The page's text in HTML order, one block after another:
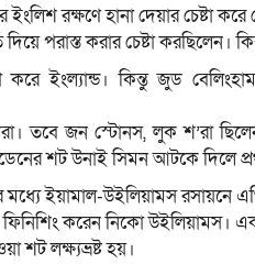
রক্ষণে হানা দেয়ার চেষ্টা করে
পরাস্ত করার চেষ্টা করছিলেন।
ইংল্যান্ড। কিন্তু জুড
তবে জন স্টোনস, লুক শ’রা
শট উনাই সিমন আটকে দিলে
মধ্যে ইয়ামাল-উইলিয়ামস রসায়নে
করেন নিকো উইলিয়ামস।
শট লক্ষ্যভ্রষ্ট হয়।